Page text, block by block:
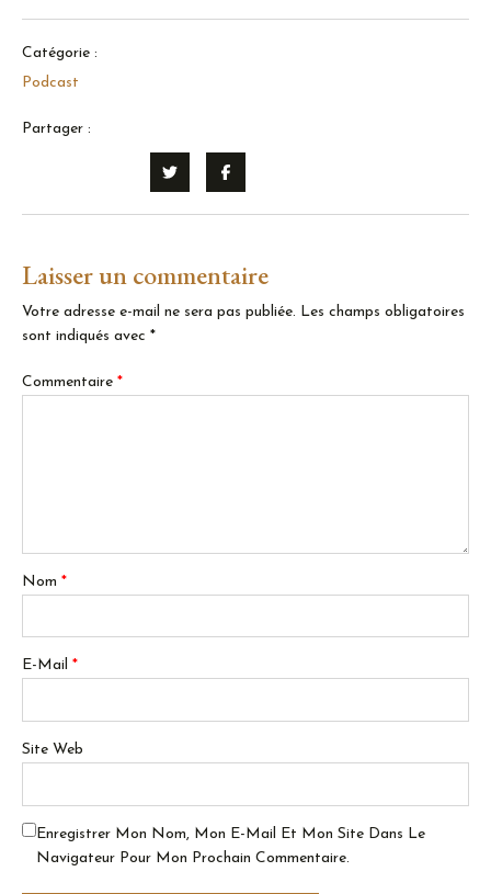
Catégorie :
Podcast
Partager :
Laisser un commentaire
Votre adresse e-mail ne sera pas publiée. Les champs obligatoires
sont indiqués avec *
Commentaire *
Nom *
E-Mail *
Site Web
Enregistrer Mon Nom, Mon E-Mail Et Mon Site Dans Le
Navigateur Pour Mon Prochain Commentaire.